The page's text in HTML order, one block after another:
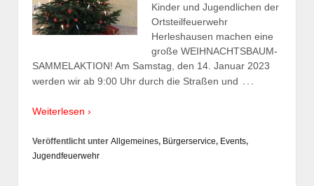
Kinder und Jugendlichen der
Ortsteilfeuerwehr
Herleshausen machen eine
große WEIHNACHTSBAUM-
SAMMELAKTION! Am Samstag, den 14. Januar 2023
werden wir ab 9:00 Uhr durch die Straßen und …
Weiterlesen ›
Veröffentlicht unter Allgemeines, Bürgerservice, Events,
Jugendfeuerwehr